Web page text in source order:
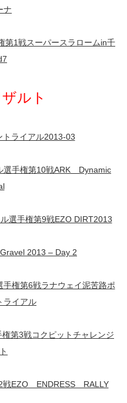
ナ
第1戦スーパースラロームin千
ルト
トライアル2013-03
選手権第10戦ARK Dynamic
選手権第9戦EZO DIRT2013
2013 – Day 2
権第6戦ラナウェイ泥苦路ポ
ライアル
第3戦コクピットチャレンジ
戦EZO ENDRESS RALLY